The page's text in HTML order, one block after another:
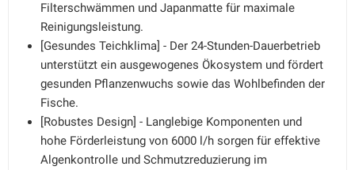
Filterschwämmen und Japanmatte für maximale
Reinigungsleistung.
[Gesundes Teichklima] - Der 24-Stunden-Dauerbetrieb
unterstützt ein ausgewogenes Ökosystem und fördert
gesunden Pflanzenwuchs sowie das Wohlbefinden der
Fische.
[Robustes Design] - Langlebige Komponenten und
hohe Förderleistung von 6000 l/h sorgen für effektive
Algenkontrolle und Schmutzreduzierung im